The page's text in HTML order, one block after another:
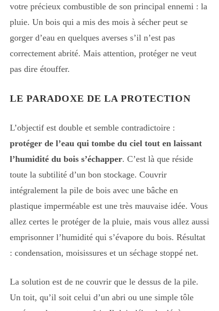
votre précieux combustible de son principal ennemi : la
pluie. Un bois qui a mis des mois à sécher peut se
gorger d’eau en quelques averses s’il n’est pas
correctement abrité. Mais attention, protéger ne veut
pas dire étouffer.
LE PARADOXE DE LA PROTECTION
L’objectif est double et semble contradictoire :
protéger de l’eau qui tombe du ciel tout en laissant
l’humidité du bois s’échapper. C’est là que réside
toute la subtilité d’un bon stockage. Couvrir
intégralement la pile de bois avec une bâche en
plastique imperméable est une très mauvaise idée. Vous
allez certes le protéger de la pluie, mais vous allez aussi
emprisonner l’humidité qui s’évapore du bois. Résultat
: condensation, moisissures et un séchage stoppé net.
La solution est de ne couvrir que le dessus de la pile.
Un toit, qu’il soit celui d’un abri ou une simple tôle